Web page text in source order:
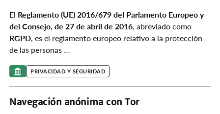
El Reglamento (UE) 2016/679 del Parlamento Europeo y
del Consejo, de 27 de abril de 2016, abreviado como
RGPD, es el reglamento europeo relativo a la protección
de las personas …
PRIVACIDAD Y SEGURIDAD
Navegación anónima con Tor